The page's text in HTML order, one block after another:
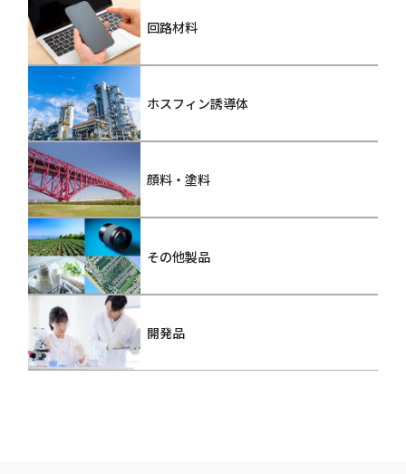
回路材料
ホスフィン誘導体
顔料・塗料
その他製品
開発品